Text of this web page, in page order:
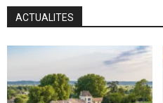
ACTUALITES